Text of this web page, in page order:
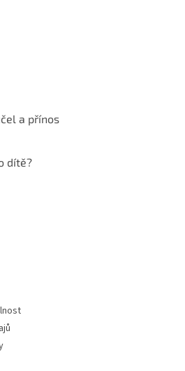
a přínos
dítě?